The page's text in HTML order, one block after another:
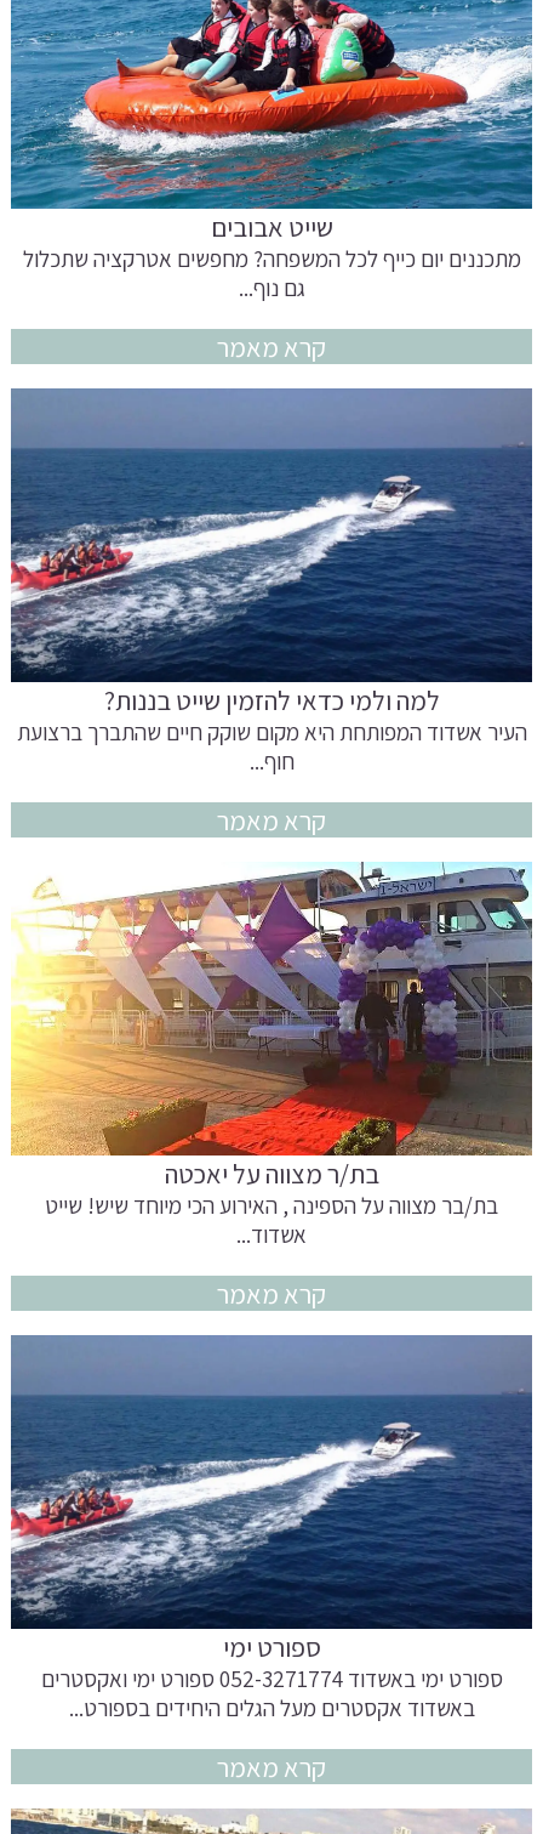
שייט אבובים
מתכננים יום כייף לכל המשפחה? מחפשים אטרקציה שתכלול
גם נוף...
קרא מאמר
למה ולמי כדאי להזמין שייט בננות?
העיר אשדוד המפותחת היא מקום שוקק חיים שהתברך ברצועת
חוף...
קרא מאמר
בת/ר מצווה על יאכטה
בת/בר מצווה על הספינה , האירוע הכי מיוחד שיש! שייט
אשדוד...
קרא מאמר
ספורט ימי
ספורט ימי באשדוד 052-3271774 ספורט ימי ואקסטרים
באשדוד אקסטרים מעל הגלים היחידים בספורט...
קרא מאמר